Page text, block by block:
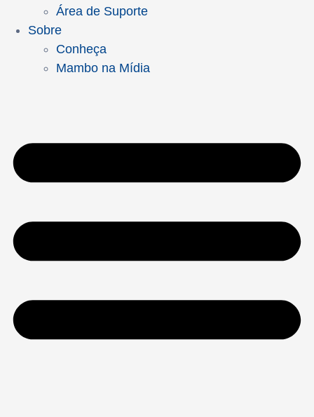
Área de Suporte
Sobre
Conheça
Mambo na Mídia